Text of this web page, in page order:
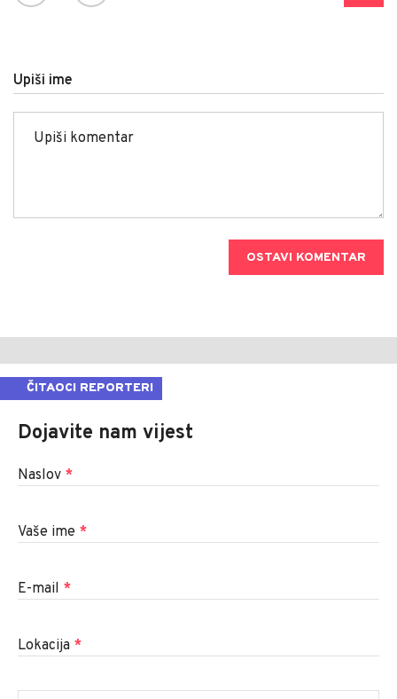
Upiši ime
OSTAVI KOMENTAR
ČITAOCI REPORTERI
Dojavite nam vijest
Naslov *
Vaše ime *
E-mail *
Lokacija *